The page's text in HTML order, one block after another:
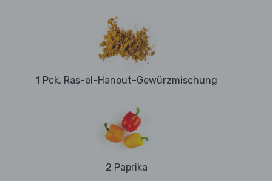
1 Pck. Ras-el-Hanout-Gewürzmischung
2 Paprika